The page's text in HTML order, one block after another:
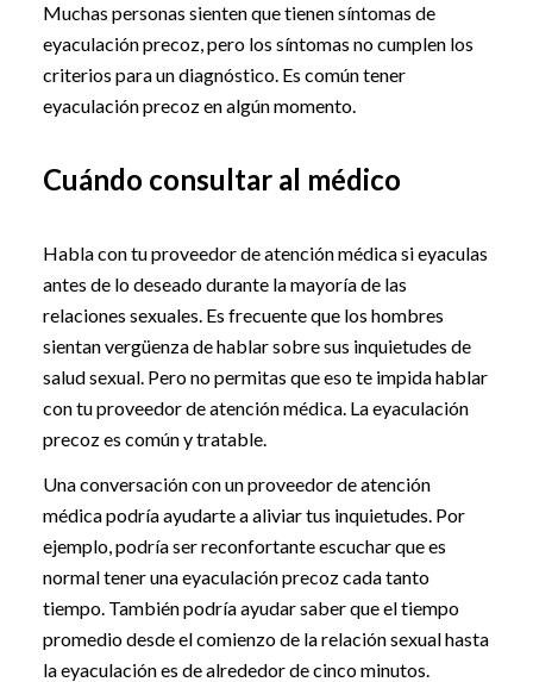
Muchas personas sienten que tienen síntomas de
eyaculación precoz, pero los síntomas no cumplen los
criterios para un diagnóstico. Es común tener
eyaculación precoz en algún momento.
Cuándo consultar al médico
Habla con tu proveedor de atención médica si eyaculas
antes de lo deseado durante la mayoría de las
relaciones sexuales. Es frecuente que los hombres
sientan vergüenza de hablar sobre sus inquietudes de
salud sexual. Pero no permitas que eso te impida hablar
con tu proveedor de atención médica. La eyaculación
precoz es común y tratable.
Una conversación con un proveedor de atención
médica podría ayudarte a aliviar tus inquietudes. Por
ejemplo, podría ser reconfortante escuchar que es
normal tener una eyaculación precoz cada tanto
tiempo. También podría ayudar saber que el tiempo
promedio desde el comienzo de la relación sexual hasta
la eyaculación es de alrededor de cinco minutos.